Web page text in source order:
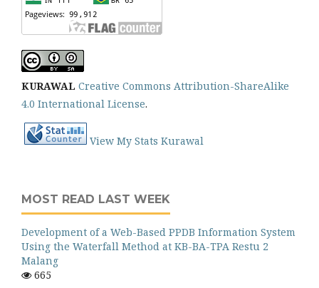
KURAWAL Creative Commons Attribution-ShareAlike
4.0 International License.
View My Stats Kurawal
MOST READ LAST WEEK
Development of a Web-Based PPDB Information System
Using the Waterfall Method at KB-BA-TPA Restu 2
Malang
665